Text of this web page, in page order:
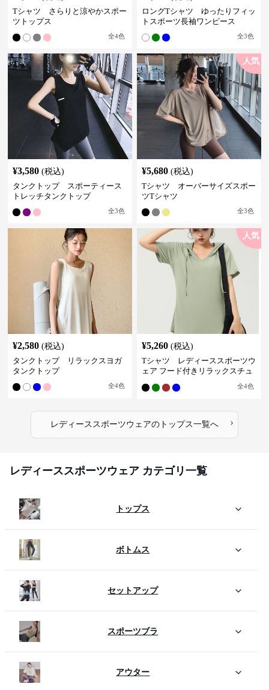
Tシャツ さらりと涼やかスポー
ツトップス
全4色
ロングTシャツ ゆったりフィッ
トスポーツ長袖ワンピース
全3色
¥3,580 (税込)
タンクトップ スポーティース
トレッチタンクトップ
全3色
人気
¥5,680 (税込)
Tシャツ オーバーサイズスポー
ツTシャツ
全3色
¥2,580 (税込)
タンクトップ リラックスヨガ
タンクトップ
全4色
人気
¥5,260 (税込)
Tシャツ レディーススポーツウ
ェア フード付きリラックスチュ
全4色
レディーススポーツウェアのトップス一覧へ ›
レディーススポーツウェア カテゴリ一覧
トップス
ボトムス
セットアップ
スポーツブラ
アウター